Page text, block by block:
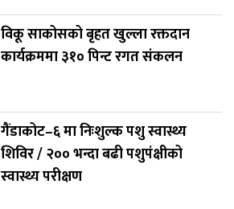
विकू साकोसको बृहत खुल्ला रक्तदान
कार्यक्रममा ३१० पिन्ट रगत संकलन
गैंडाकोट–६ मा निःशुल्क पशु स्वास्थ्य
शिविर / २०० भन्दा बढी पशुपंक्षीको
स्वास्थ्य परीक्षण